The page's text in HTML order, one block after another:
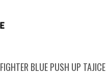
FIGHTER BLUE PUSH UP TAJICE